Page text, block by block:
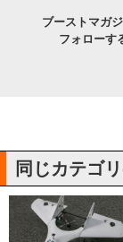
ブーストマガ
フォローす
同じカテゴ